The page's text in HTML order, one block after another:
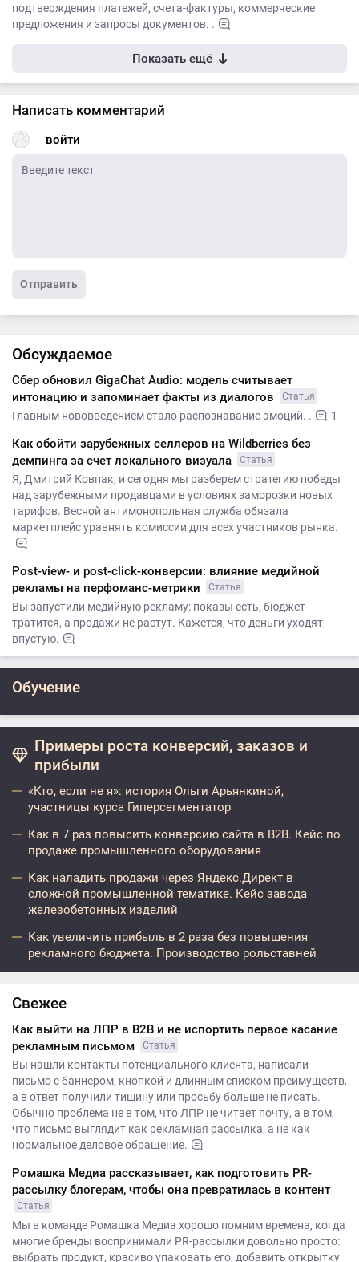
подтверждения платежей, счета-фактуры, коммерческие
предложения и запросы документов. .
Показать ещё
Написать комментарий
войти
Отправить
Обсуждаемое
Сбер обновил GigaChat Audio: модель считывает
интонацию и запоминает факты из диалогов
Статья
Главным нововведением стало распознавание эмоций. . 1
Как обойти зарубежных селлеров на Wildberries без
демпинга за счет локального визуала
Статья
Я, Дмитрий Ковпак, и сегодня мы разберем стратегию победы
над зарубежными продавцами в условиях заморозки новых
тарифов. Весной антимонопольная служба обязала
маркетплейс уравнять комиссии для всех участников рынка.
Post-view- и post-click-конверсии: влияние медийной
рекламы на перфоманс-метрики
Статья
Вы запустили медийную рекламу: показы есть, бюджет
тратится, а продажи не растут. Кажется, что деньги уходят
впустую.
Обучение
Примеры роста конверсий, заказов и
прибыли
«Кто, если не я»: история Ольги Арьянкиной,
участницы курса Гиперсегментатор
Как в 7 раз повысить конверсию сайта в B2B. Кейс по
продаже промышленного оборудования
Как наладить продажи через Яндекс.Директ в
сложной промышленной тематике. Кейс завода
железобетонных изделий
Как увеличить прибыль в 2 раза без повышения
рекламного бюджета. Производство рольставней
Свежее
Как выйти на ЛПР в B2B и не испортить первое касание
рекламным письмом
Статья
Вы нашли контакты потенциального клиента, написали
письмо с баннером, кнопкой и длинным списком преимуществ,
а в ответ получили тишину или просьбу больше не писать.
Обычно проблема не в том, что ЛПР не читает почту, а в том,
что письмо выглядит как рекламная рассылка, а не как
нормальное деловое обращение.
Ромашка Медиа рассказывает, как подготовить PR-
рассылку блогерам, чтобы она превратилась в контент
Статья
Мы в команде Ромашка Медиа хорошо помним времена, когда
многие бренды воспринимали PR-рассылки довольно просто:
выбрать продукт, красиво упаковать его, добавить открытку